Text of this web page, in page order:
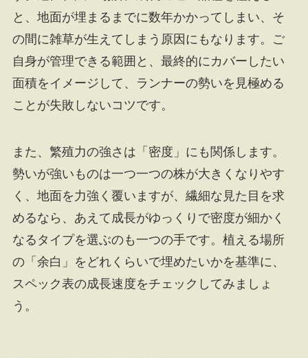
と、地面が埋まるまでに数年かかってしまい、そ
の間に雑草が生えてしまう原因にもなります。ご
自身が管理できる範囲と、最終的にカバーしたい
面積をイメージして、ランナーの勢いを見極める
ことが失敗しないコツです。
また、繁殖力の強さは「密度」にも関係します。
勢いが強いものは一つ一つの株が大きくなりやす
く、地面を力強く覆いますが、繊細な見た目を求
めるなら、あえて成長がゆっくりで密度が細かく
なるタイプを選ぶのも一つの手です。植える場所
の「余白」をどれくらいで埋めたいかを基準に、
スペック表の成長速度をチェックしてみましょ
う。